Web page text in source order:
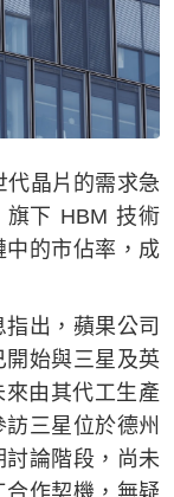
代晶片的需求急
旗下 HBM 技術
的市佔率，成
出，蘋果公司
始與三星及英
由其代工生產
三星位於德州
論階段，尚未
作契機，無疑